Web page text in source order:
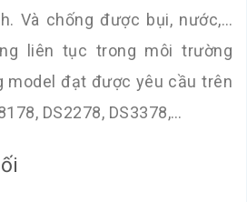
Và chống được bụi, nước,…
liên tục trong môi trường
model đạt được yêu cầu trên
DS2278, DS3378,…